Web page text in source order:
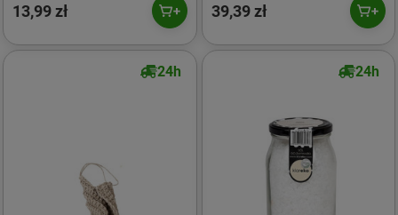
13,99 zł 39,39 zł
24h 24h